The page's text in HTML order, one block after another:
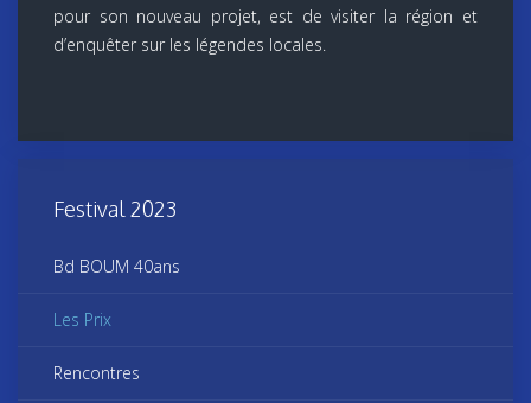
pour son nouveau projet, est de visiter la région et
d’enquêter sur les légendes locales.
Festival 2023
Bd BOUM 40ans
Les Prix
Rencontres